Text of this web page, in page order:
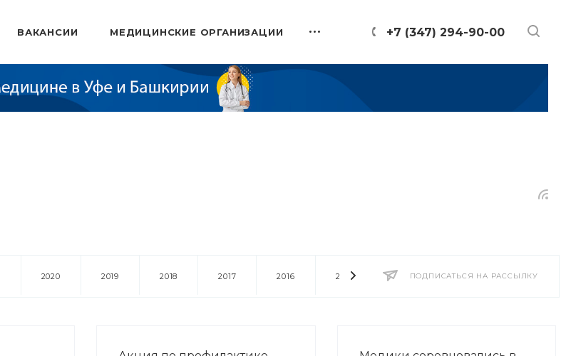
+7 (347) 294-90-00
ВАКАНСИИ МЕДИЦИНСКИЕ ОРГАНИЗАЦИИ
ПОДПИСАТЬСЯ НА РАССЫЛКУ
2020 2019 2018 2017 2016 2014 2013 2012 2011